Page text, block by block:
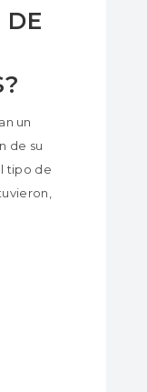
DE
un
de su
tipo de